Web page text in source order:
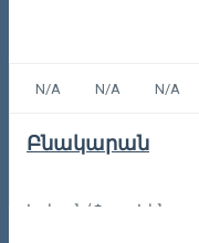
N/A N/A N/A
Բնակարան
Երևան/Փոքր